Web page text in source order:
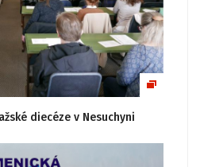
diecéze v Nesuchyni